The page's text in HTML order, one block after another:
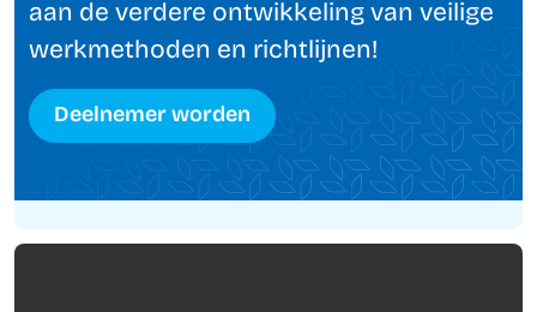
aan de verdere ontwikkeling van veilige
werkmethoden en richtlijnen!
Deelnemer worden